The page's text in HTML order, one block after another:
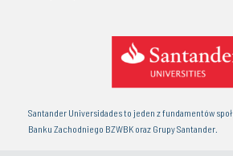
Santander Universidades to jeden z fundamentów
Banku Zachodniego BZWBK oraz Grupy Santander.